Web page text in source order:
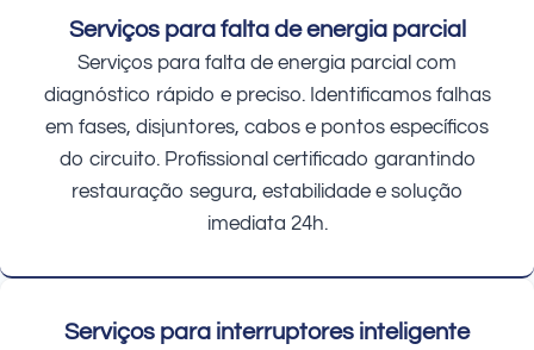
Serviços para falta de energia parcial
Serviços para falta de energia parcial com
diagnóstico rápido e preciso. Identificamos falhas
em fases, disjuntores, cabos e pontos específicos
do circuito. Profissional certificado garantindo
restauração segura, estabilidade e solução
imediata 24h.
Serviços para interruptores inteligente